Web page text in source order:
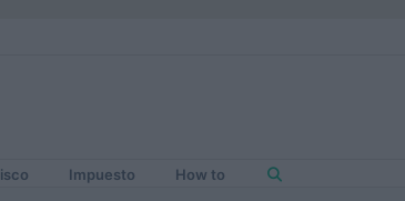
Impuesto How to